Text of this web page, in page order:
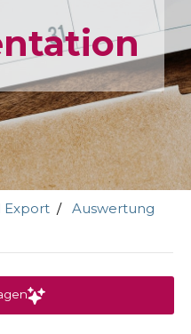
Export
Auswertung